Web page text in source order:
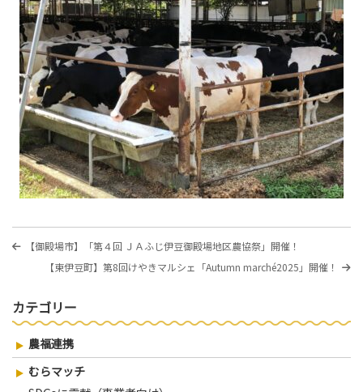
投
ビ
ゲ
ー
シ
過
【御殿場市】「第４回 ＪＡふじ伊豆御殿場地区農協祭」開催！
次
稿
【東伊豆町】第8回けやきマルシェ「Autumn marché2025」開催！
カテゴリー
農福連携
むらマッチ